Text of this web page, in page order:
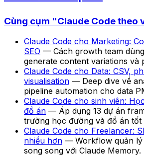
Cùng cụm "Claude Code theo
Claude Code cho Marketing:
SEO — Cách growth team
generate content variations và
Claude Code cho Data: CSV,
visualisation — Deep dive về
pipeline automation cho data
Claude Code cho sinh viên:
đồ án — Áp dụng 13 dự án
trường học đường và đồ án tốt
Claude Code cho Freelancer:
nhiều hơn — Workflow quản lý
song song với Claude Memory.